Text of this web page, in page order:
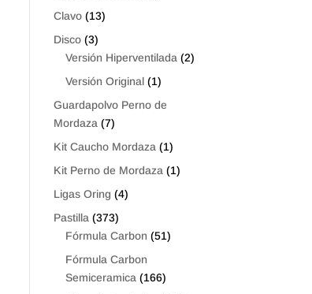
Clavo (13)
Disco (3)
Versión Hiperventilada (2)
Versión Original (1)
Guardapolvo Perno de
Mordaza (7)
Kit Caucho Mordaza (1)
Kit Perno de Mordaza (1)
Ligas Oring (4)
Pastilla (373)
Fórmula Carbon (51)
Fórmula Carbon
Semiceramica (166)